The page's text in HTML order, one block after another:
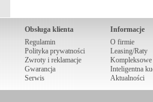
Obsługa klienta
Regulamin
Polityka prywatności
Zwroty i reklamacje
Gwarancja
Serwis
Informacje
O firmie
Leasing/Raty
Kompleksowe
Inteligentna
Aktualności